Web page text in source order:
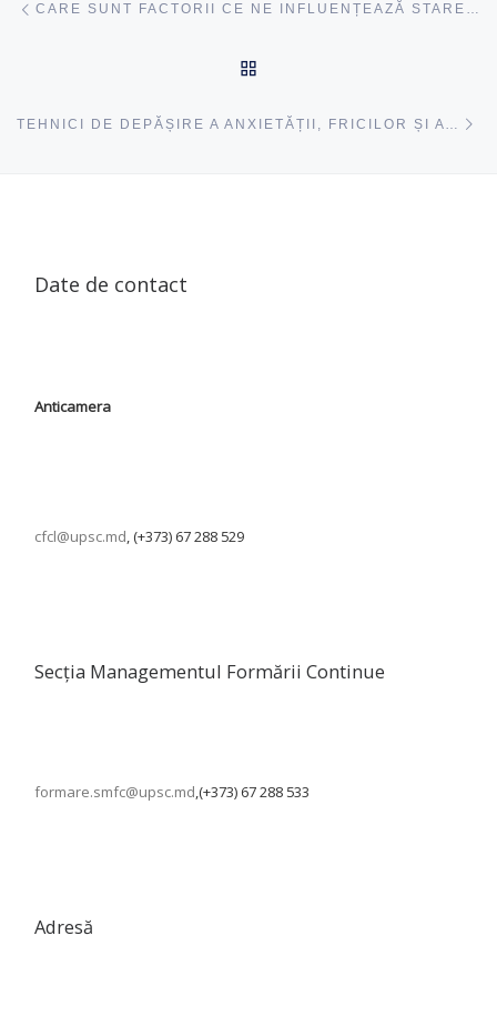
CARE SUNT FACTORII CE NE INFLUENȚEAZĂ STAREA EMOȚIONALĂ
Date de contact
Anticamera
cfcl@upsc.md, (+373) 67 288 529
Secția Managementul Formării Continue
formare.smfc@upsc.md,(+373) 67 288 533
Adresă